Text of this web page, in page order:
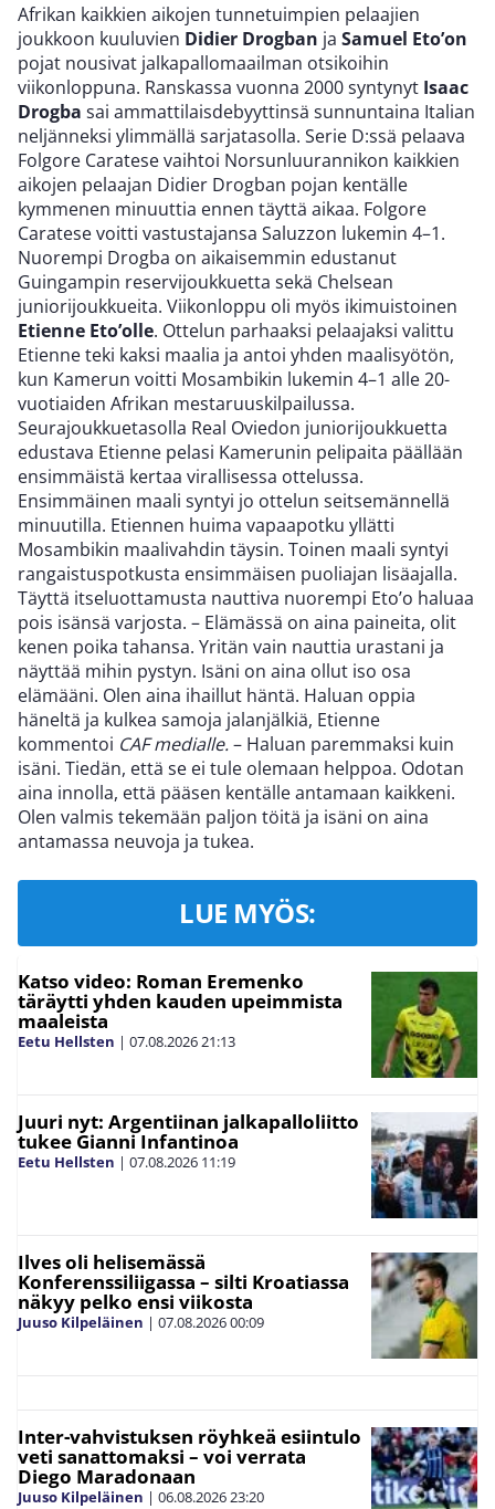
Afrikan kaikkien aikojen tunnetuimpien pelaajien
joukkoon kuuluvien Didier Drogban ja Samuel Eto’on
pojat nousivat jalkapallomaailman otsikoihin
viikonloppuna. Ranskassa vuonna 2000 syntynyt Isaac
Drogba sai ammattilaisdebyyttinsä sunnuntaina Italian
neljänneksi ylimmällä sarjatasolla. Serie D:ssä pelaava
Folgore Caratese vaihtoi Norsunluurannikon kaikkien
aikojen pelaajan Didier Drogban pojan kentälle
kymmenen minuuttia ennen täyttä aikaa. Folgore
Caratese voitti vastustajansa Saluzzon lukemin 4–1.
Nuorempi Drogba on aikaisemmin edustanut
Guingampin reservijoukkuetta sekä Chelsean
juniorijoukkueita. Viikonloppu oli myös ikimuistoinen
Etienne Eto’olle. Ottelun parhaaksi pelaajaksi valittu
Etienne teki kaksi maalia ja antoi yhden maalisyötön,
kun Kamerun voitti Mosambikin lukemin 4–1 alle 20-
vuotiaiden Afrikan mestaruuskilpailussa.
Seurajoukkuetasolla Real Oviedon juniorijoukkuetta
edustava Etienne pelasi Kamerunin pelipaita päällään
ensimmäistä kertaa virallisessa ottelussa.
Ensimmäinen maali syntyi jo ottelun seitsemännellä
minuutilla. Etiennen huima vapaapotku yllätti
Mosambikin maalivahdin täysin. Toinen maali syntyi
rangaistuspotkusta ensimmäisen puoliajan lisäajalla.
Täyttä itseluottamusta nauttiva nuorempi Eto’o haluaa
pois isänsä varjosta. – Elämässä on aina paineita, olit
kenen poika tahansa. Yritän vain nauttia urastani ja
näyttää mihin pystyn. Isäni on aina ollut iso osa
elämääni. Olen aina ihaillut häntä. Haluan oppia
häneltä ja kulkea samoja jalanjälkiä, Etienne
kommentoi CAF medialle.– Haluan paremmaksi kuin
isäni. Tiedän, että se ei tule olemaan helppoa. Odotan
aina innolla, että pääsen kentälle antamaan kaikkeni.
Olen valmis tekemään paljon töitä ja isäni on aina
antamassa neuvoja ja tukea.
LUE MYÖS:
Katso video: Roman Eremenko
täräytti yhden kauden upeimmista
maaleista
Eetu Hellsten | 07.08.202621:13
Juuri nyt: Argentiinan jalkapalloliitto
tukee Gianni Infantinoa
Eetu Hellsten | 07.08.2026 11:19
Ilves oli helisemässä
Konferenssiliigassa – silti Kroatiassa
näkyy pelko ensi viikosta
Juuso Kilpeläinen | 07.08.202600:09
Inter-vahvistuksen röyhkeä esiintulo
veti sanattomaksi – voi verrata
Diego Maradonaan
Juuso Kilpeläinen | 06.08.202623:20